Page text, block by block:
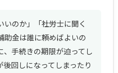
いのか」「社労士に聞く
助金は誰に頼めばよいの
、手続きの期限が迫ってし
後回しになってしまったり